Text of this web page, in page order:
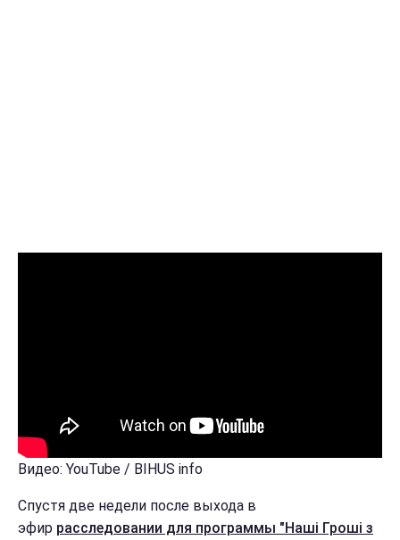
Видео: YouTube / BIHUS info
Спустя две недели после выхода в
эфир расследовании для программы "Наші Гроші з